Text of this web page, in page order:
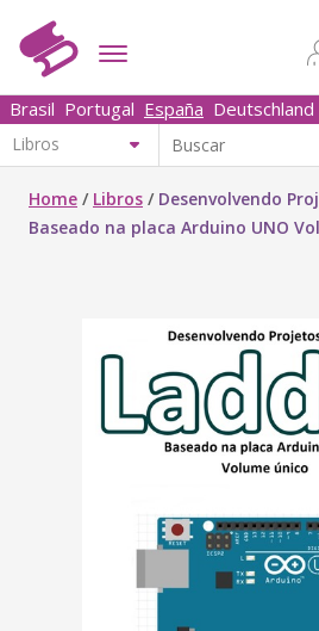
Brasil Portugal España Deutschland
Home / Libros / Desenvolvendo
Baseado na placa Arduino UNO